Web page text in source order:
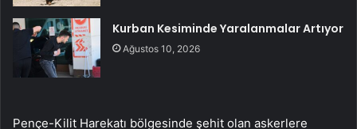
Kurban Kesiminde Yaralanmalar Artıyor
Ağustos 10, 2026
Pençe-Kilit Harekatı bölgesinde şehit olan askerlere